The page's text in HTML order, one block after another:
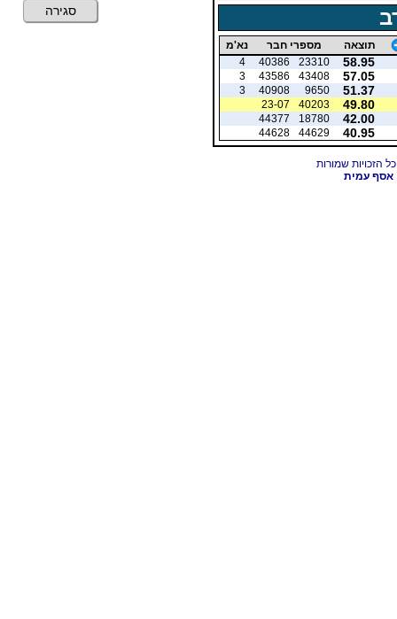
תוצאה מספרי חבר נא'מ
58.95
23310
40386
4
57.05
43408
43586
3
51.37
9650
40908
3
49.80
40203
23-07
42.00
18780
44377
40.95
44629
44628
אסף עמית
סגירה